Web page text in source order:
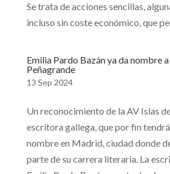
Se trata de acciones sencillas,
incluso sin coste económico, que
Emilia Pardo Bazán ya da nombre
Peñagrande
13 Sep 2024
Un reconocimiento de la AV Islas
escritora gallega, que por fin tendrá
nombre en Madrid, ciudad donde
parte de su carrera literaria. La